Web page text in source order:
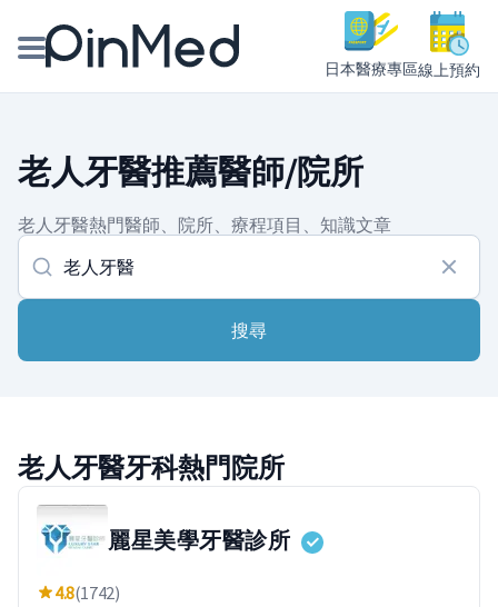
日本醫療專區線上預約
醫師專欄專訪
健康主題館
我是醫療人員
老人牙醫推薦醫師/院所
老人牙醫熱門醫師、院所、療程項目、知識文章
搜尋
老人牙醫牙科熱門院所
麗星美學牙醫診所
4.8(1742)